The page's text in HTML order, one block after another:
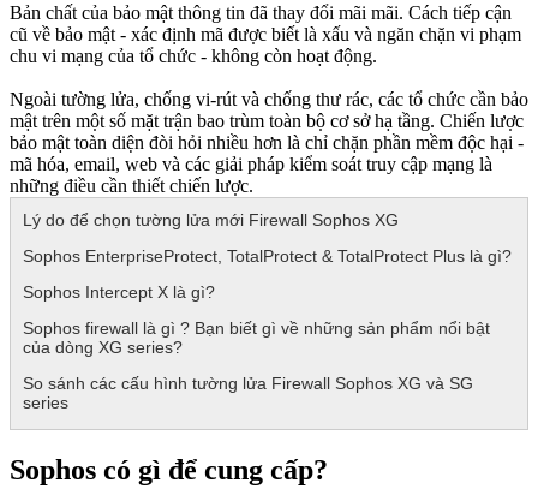
Bản chất của bảo mật thông tin đã thay đổi mãi mãi. Cách tiếp cận
cũ về bảo mật - xác định mã được biết là xấu và ngăn chặn vi phạm
chu vi mạng của tổ chức - không còn hoạt động.
Ngoài tường lửa, chống vi-rút và chống thư rác, các tổ chức cần bảo
mật trên một số mặt trận bao trùm toàn bộ cơ sở hạ tầng. Chiến lược
bảo mật toàn diện đòi hỏi nhiều hơn là chỉ chặn phần mềm độc hại -
mã hóa, email, web và các giải pháp kiểm soát truy cập mạng là
những điều cần thiết chiến lược.
Lý do để chọn tường lửa mới Firewall Sophos XG
Sophos EnterpriseProtect, TotalProtect & TotalProtect Plus là gì?
Sophos Intercept X là gì?
Sophos firewall là gì ? Bạn biết gì về những sản phẩm nổi bật
của dòng XG series?
So sánh các cấu hình tường lửa Firewall Sophos XG và SG
series
Sophos có gì để cung cấp?